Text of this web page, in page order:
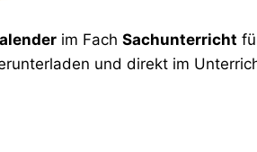
im Fach Sachunterricht
und direkt im